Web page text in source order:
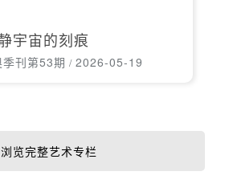
宇宙的刻痕
季刊第53期 / 2026-05-19
浏览完整艺术专栏